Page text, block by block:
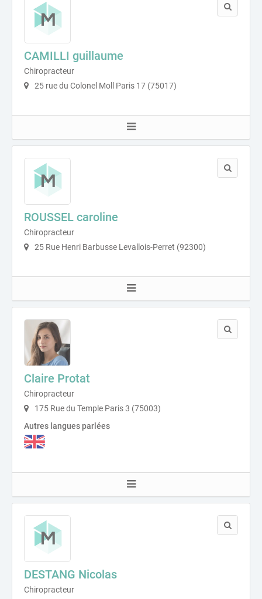
CAMILLI guillaume
Chiropracteur
25 rue du Colonel Moll Paris 17 (75017)
ROUSSEL caroline
Chiropracteur
25 Rue Henri Barbusse Levallois-Perret (92300)
Claire Protat
Chiropracteur
175 Rue du Temple Paris 3 (75003)
Autres langues parlées
DESTANG Nicolas
Chiropracteur